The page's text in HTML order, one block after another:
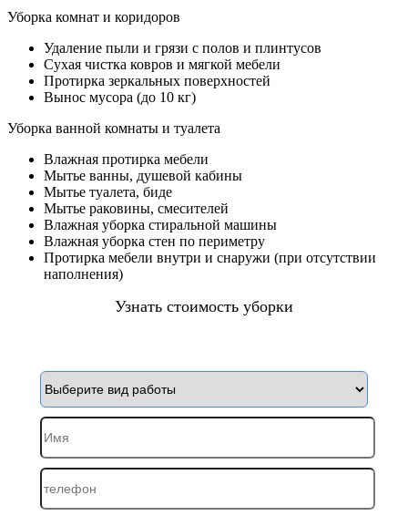
Уборка комнат и коридоров
Удаление пыли и грязи с полов и плинтусов
Сухая чистка ковров и мягкой мебели
Протирка зеркальных поверхностей
Вынос мусора (до 10 кг)
Уборка ванной комнаты и туалета
Влажная протирка мебели
Мытье ванны, душевой кабины
Мытье туалета, биде
Мытье раковины, смесителей
Влажная уборка стиральной машины
Влажная уборка стен по периметру
Протирка мебели внутри и снаружи (при отсутствии
наполнения)
Узнать стоимость уборки